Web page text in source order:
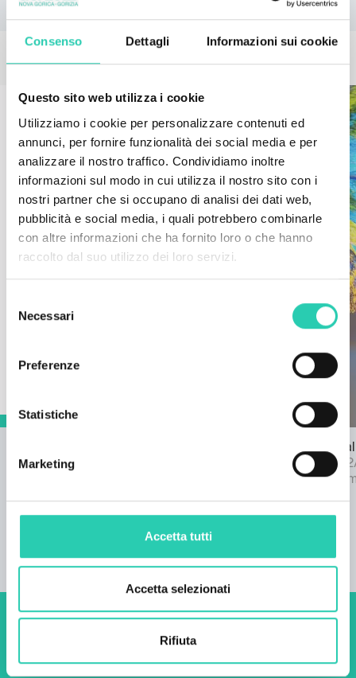
Consenso Dettagli Informazioni sui cookie
Questo sito web utilizza i cookie
Utilizziamo i cookie per personalizzare contenuti ed
annunci, per fornire funzionalità dei social media e per
analizzare il nostro traffico. Condividiamo inoltre
informazioni sul modo in cui utilizza il nostro sito con i
nostri partner che si occupano di analisi dei dati web,
pubblicità e social media, i quali potrebbero combinarle
con altre informazioni che ha fornito loro o che hanno
raccolto dal suo utilizzo dei loro servizi.
delNecessari
Preferenze
Statistiche
Marketing
Accetta tutti
Accetta selezionati
Rifiuta
EVENTI CORRELATI
Fino al 31/12/2026
DAG -
Fino al 31/
Galleria
Non perderti i prossimi
eventi! Iscriviti alla